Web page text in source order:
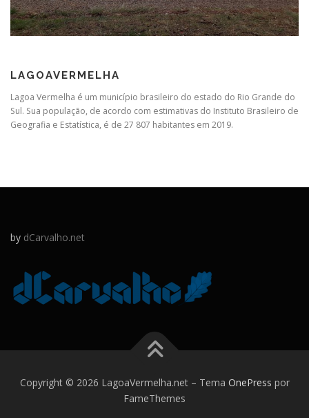
LAGOAVERMELHA
Lagoa Vermelha é um município brasileiro do estado do Rio Grande do
Sul. Sua população, de acordo com estimativas do Instituto Brasileiro de
Geografia e Estatística, é de 27 807 habitantes em 2019.
by dCarvalho.net
Copyright © 2026 LagoaVermelha.net – Tema OnePress por
FameThemes